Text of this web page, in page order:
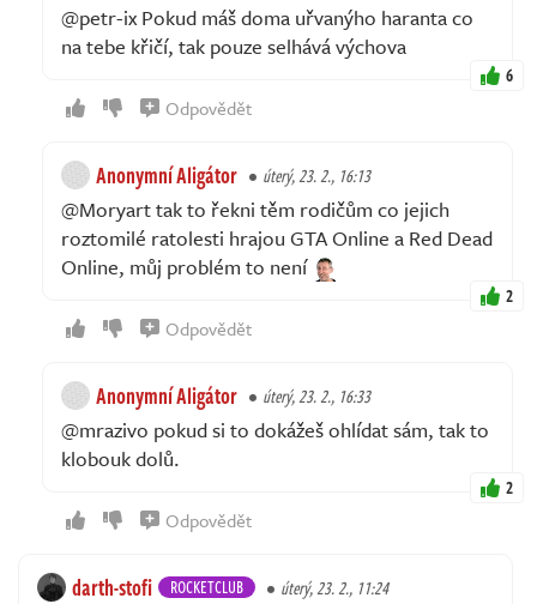
@petr-ix Pokud máš doma uřvanýho haranta co
na tebe křičí, tak pouze selhává výchova
6
Odpovědět
Anonymní Aligátor úterý, 23. 2., 16:13
@Moryart tak to řekni těm rodičům co jejich
roztomilé ratolesti hrajou GTA Online a Red Dead
Online, můj problém to není
2
Odpovědět
Anonymní Aligátor úterý, 23. 2., 16:33
@mrazivo pokud si to dokážeš ohlídat sám, tak to
klobouk dolů.
2
Odpovědět
darth-stofi ROCKETCLUB úterý, 23. 2., 11:24